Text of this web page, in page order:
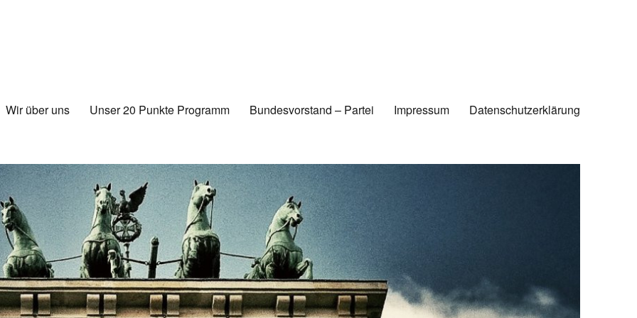
Wir über uns Unser 20 Punkte Programm Bundesvorstand – Partei Impressum Datenschutzerklärung